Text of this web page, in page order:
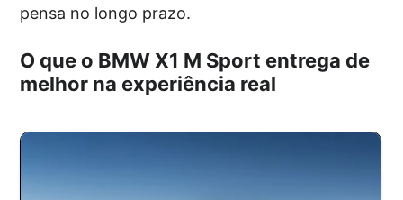
pensa no longo prazo.
O que o BMW X1 M Sport entrega de
melhor na experiência real